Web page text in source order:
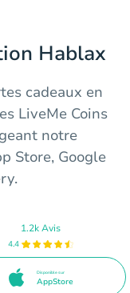
Hablax
cadeaux en
LiveMe Coins
notre
Store, Google
1.2k Avis
4.4
Disponible sur
AppStore